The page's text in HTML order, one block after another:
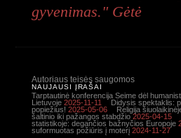
gyvenimas." Gėtė
Autoriaus teisės saugomos
NAUJAUSI ĮRAŠAI
Tarptautinė konferencija Seime dėl
Lietuvoje 2025-11-11
Didysis spektaklis:
popiežius! 2025-05-06
Religija
šaltinio iki pažangos stabdžio 2025-04-15
statistikoje: degančios bažnyčios Europoje
suformuotas požiūris į moterį 2024-11-27